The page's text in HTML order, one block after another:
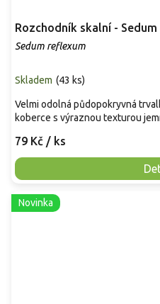
Rozchodník skalní -
Sedum reflexum
Skladem (43 ks)
79 Kč / ks
Velmi odolná půdopokryvná
koberce s výraznou texturou
Novinka